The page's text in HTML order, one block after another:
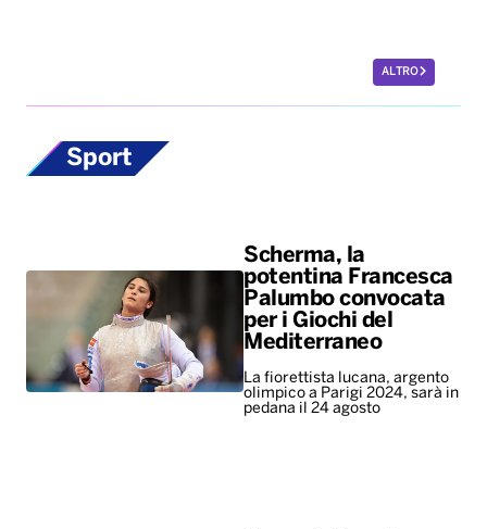
ALTRO
Sport
Scherma, la
potentina Francesca
Palumbo convocata
per i Giochi del
Mediterraneo
La fiorettista lucana, argento
olimpico a Parigi 2024, sarà in
pedana il 24 agosto